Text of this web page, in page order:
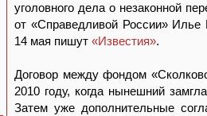
уголовного дела о незаконной
от «Справедливой России»
14 мая пишут «Известия».
Договор между фондом
2010 году, когда нынешний
Затем уже дополнительные